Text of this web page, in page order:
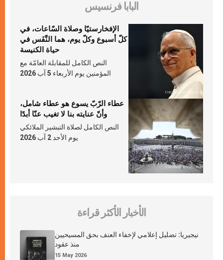
البابا فرنسيس
الإفخارستيّا وصلاة السّاعات، في
كلّ أسبوع وكلّ يوم، هما النَّفَس في
حياة الكنيسة
النص الكامل للمقابلة العامّة مع
المؤمنين يوم الأربعاء 5 آب 2026
عطاء الرّبّ يسوع هو عطاء شامل،
وأنّ عنايته بنا لا تغيب عنّا أبدًا
النص الكامل لصلاة التبشير الملائكي
يوم الأحد 2 آب 2026
الأخبار الأكثر قراءة
نيجيريا: تضليل إعلامي لإخفاء العنف بحق المسيحيين
منذ عقود
15 May 2026